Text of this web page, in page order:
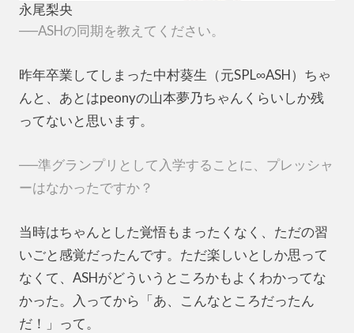
永尾梨央
──ASHの同期を教えてください。
昨年卒業してしまった中村葵生（元SPL∞ASH）ちゃ
んと、あとはpeonyの山本夢乃ちゃんくらいしか残
ってないと思います。
──準グランプリとして入学することに、プレッシャ
ーはなかったですか？
当時はちゃんとした覚悟もまったくなく、ただの習
いごと感覚だったんです。ただ楽しいとしか思って
なくて、ASHがどういうところかもよくわかってな
かった。入ってから「あ、こんなところだったん
だ！」って。